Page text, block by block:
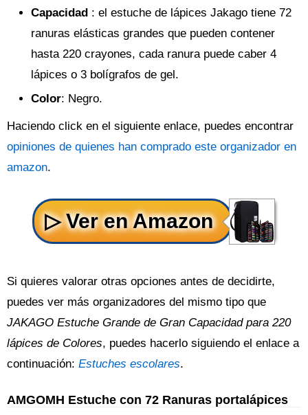
Capacidad : el estuche de lápices Jakago tiene 72
ranuras elásticas grandes que pueden contener
hasta 220 crayones, cada ranura puede caber 4
lápices o 3 bolígrafos de gel.
Color: Negro.
Haciendo click en el siguiente enlace, puedes encontrar
opiniones de quienes han comprado este organizador en
amazon.
Si quieres valorar otras opciones antes de decidirte,
puedes ver más organizadores del mismo tipo que
JAKAGO Estuche Grande de Gran Capacidad para 220
lápices de Colores, puedes hacerlo siguiendo el enlace a
continuación: Estuches escolares.
AMGOMH Estuche con 72 Ranuras portalápices